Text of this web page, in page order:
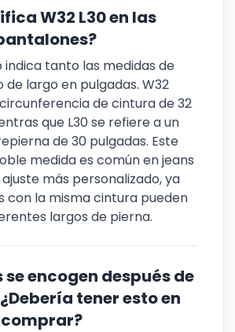
W32 L30 en las
tanto las medidas de
largo en pulgadas. W32
de cintura de 32
que L30 se refiere a un
de 30 pulgadas. Este
medida es común en jeans
más personalizado, ya
con la misma cintura pueden
largos de pierna.
se encogen después de
tener esto en